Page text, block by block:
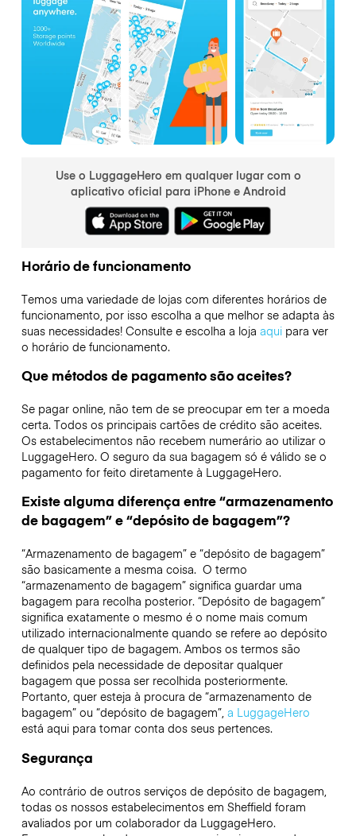
Use o LuggageHero em qualquer lugar com o
aplicativo oficial para iPhone e Android
Horário de funcionamento
Temos uma variedade de lojas com diferentes horários de
funcionamento, por isso escolha a que melhor se adapta às
suas necessidades! Consulte e escolha a loja aquipara ver
o horário de funcionamento.
Que métodos de pagamento são aceites?
Se pagar online, não tem de se preocupar em ter a moeda
certa. Todos os principais cartões de crédito são aceites.
Os estabelecimentos não recebem numerário ao utilizar o
LuggageHero. O seguro da sua bagagem só é válido se o
pagamento for feito diretamente à LuggageHero.
Existe alguma diferença entre “armazenamento
de bagagem” e “depósito de bagagem”?
“Armazenamento de bagagem” e “depósito de bagagem”
são basicamente a mesma coisa. O termo
“armazenamento de bagagem” significa guardar uma
bagagem para recolha posterior. “Depósito de bagagem”
significa exatamente o mesmo é o nome mais comum
utilizado internacionalmente quando se refere ao depósito
de qualquer tipo de bagagem. Ambos os termos são
definidos pela necessidade de depositar qualquer
bagagem que possa ser recolhida posteriormente.
Portanto, quer esteja à procura de “armazenamento de
bagagem” ou “depósito de bagagem”,a LuggageHero
está aqui para tomar conta dos seus pertences.
Segurança
Ao contrário de outros serviços de depósito de bagagem,
todas os nossos estabelecimentos em Sheffield foram
avaliados por um colaborador da LuggageHero.